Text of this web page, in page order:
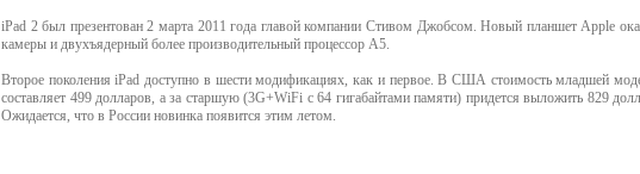
iPad 2 был презентован 2 марта 2011 года главой компании Стивом Джобсом. Новый планшет Apple
камеры и двухъядерный более производительный процессор A5.
Второе поколения iPad доступно в шести модификациях, как и первое. В США стоимость младшей
составляет 499 долларов, а за старшую (3G+WiFi c 64 гигабайтами памяти) придется выложить 829
Ожидается, что в России новинка появится этим летом.